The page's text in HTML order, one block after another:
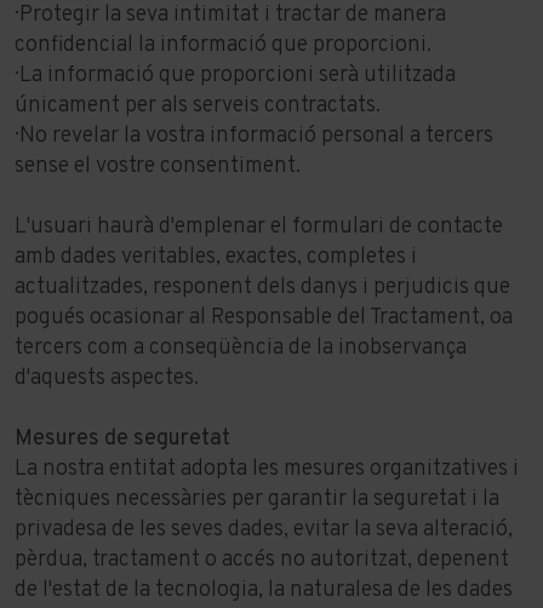
· Protegir la seva intimitat i tractar de manera
confidencial la informació que proporcioni.
· La informació que proporcioni serà utilitzada
únicament per als serveis contractats.
· No revelar la vostra informació personal a tercers
sense el vostre consentiment.
L'usuari haurà d'emplenar el formulari de contacte
amb dades veritables, exactes, completes i
actualitzades, responent dels danys i perjudicis que
pogués ocasionar al Responsable del Tractament, oa
tercers com a conseqüència de la inobservança
d'aquests aspectes.
Mesures de seguretat
La nostra entitat adopta les mesures organitzatives i
tècniques necessàries per garantir la seguretat i la
privadesa de les seves dades, evitar la seva alteració,
pèrdua, tractament o accés no autoritzat, depenent
de l'estat de la tecnologia, la naturalesa de les dades